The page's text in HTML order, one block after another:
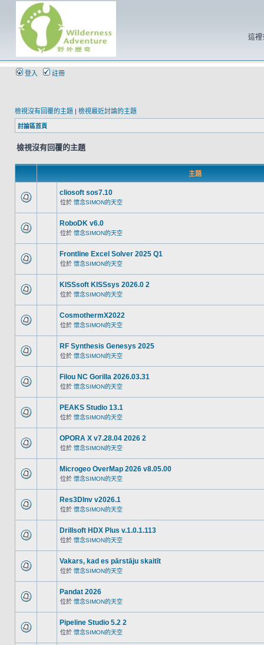
這裡
登入 註冊
檢視沒有回覆的主題 | 檢視最近討論的主題
討論區首頁
檢視沒有回覆的主題
主題
cliosoft sos7.10
位於 懷念SIMON的天空
RoboDK v6.0
位於 懷念SIMON的天空
Frontline Excel Solver 2025 Q1
位於 懷念SIMON的天空
KISSsoft KISSsys 2026.0 2
位於 懷念SIMON的天空
CosmothermX2022
位於 懷念SIMON的天空
RF Synthesis Genesys 2025
位於 懷念SIMON的天空
Filou NC Gorilla 2026.03.31
位於 懷念SIMON的天空
PEAKS Studio 13.1
位於 懷念SIMON的天空
OPORA X v7.28.04 2026 2
位於 懷念SIMON的天空
Microgeo OverMap 2026 v8.05.00
位於 懷念SIMON的天空
Res3DInv v2026.1
位於 懷念SIMON的天空
Drillsoft HDX Plus v.1.0.1.113
位於 懷念SIMON的天空
Vakars, kad es pārstāju skaitīt
位於 懷念SIMON的天空
Pandat 2026
位於 懷念SIMON的天空
Pipeline Studio 5.2 2
位於 懷念SIMON的天空